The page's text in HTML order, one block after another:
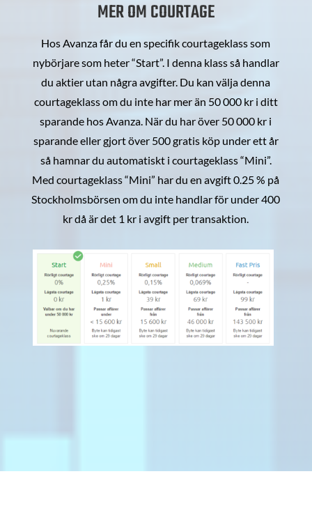
MER OM COURTAGE
Hos Avanza får du en specifik courtageklass som
nybörjare som heter “Start”. I denna klass så handlar
du aktier utan några avgifter. Du kan välja denna
courtageklass om du inte har mer än 50 000 kr i ditt
sparande hos Avanza. När du har över 50 000 kr i
sparande eller gjort över 500 gratis köp under ett år
så hamnar du automatiskt i courtageklass “Mini”.
Med courtageklass “Mini” har du en avgift 0.25 % på
Stockholmsbörsen om du inte handlar för under 400
kr då är det 1 kr i avgift per transaktion.